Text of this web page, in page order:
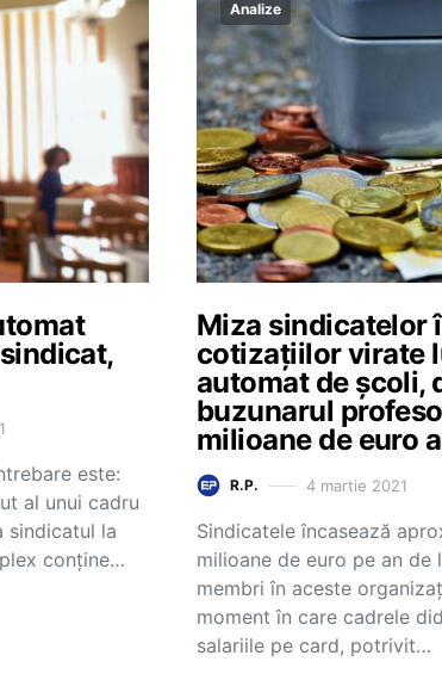
este:
al unui cadru
sindicatul la
conține…
Analize
Miza sindicatelor
cotizațiilor virate
automat de școli,
buzunarul
milioane de euro
R.P. 4 martie 2021
Sindicatele încasează
milioane de euro pe an de
membri în aceste
moment în care cadrele
salariile pe card, potrivit…